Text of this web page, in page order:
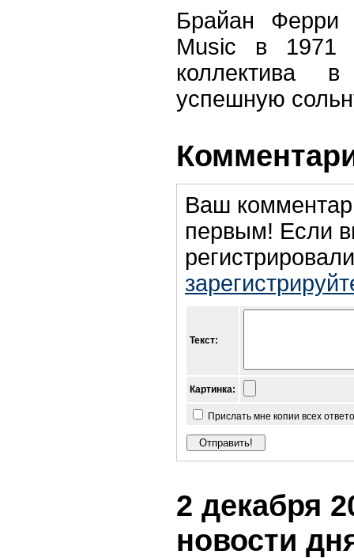
Брайан Ферри
Music в 1971
коллектива
успешную
Ваш
первым! Если
Текст:
Картинка:
Прислать мне копии всех
2 декабря
новости